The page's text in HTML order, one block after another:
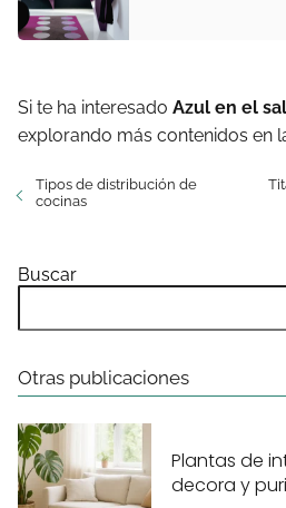
Si te ha interesado Azul en el
explorando más contenidos en
Tipos de distribución de
cocinas
Buscar
Otras publicaciones
Plantas de
decora y